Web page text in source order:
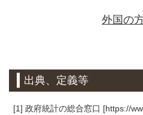
外国の
出典、定義等
[1] 政府統計の総合窓口 [https://